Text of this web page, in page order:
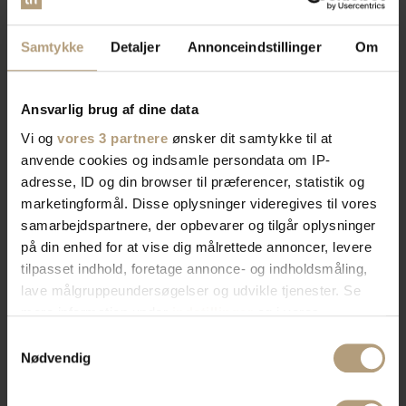
Samtykke Detaljer Annonceindstillinger Om
Ansvarlig brug af dine data
Vi og vores 3 partnere ønsker dit samtykke til at
anvende cookies og indsamle persondata om IP-
adresse, ID og din browser til præferencer, statistik og
marketingformål. Disse oplysninger videregives til vores
samarbejdspartnere, der opbevarer og tilgår oplysninger
på din enhed for at vise dig målrettede annoncer, levere
tilpasset indhold, foretage annonce- og indholdsmåling,
lave målgruppeundersøgelser og udvikle tjenester. Se
tilbage eller ændre indstillinger fra vores
"Cookiedeklaration", eller ved at trykke på "Privacy
Nødvendig